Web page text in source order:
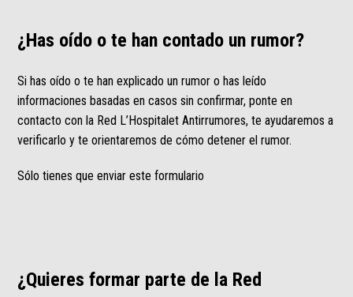
¿Has oído o te han contado un rumor?
Si has oído o te han explicado un rumor o has leído
informaciones basadas en casos sin confirmar, ponte en
contacto con la Red L’Hospitalet Antirrumores, te ayudaremos a
verificarlo y te orientaremos de cómo detener el rumor.
Sólo tienes que enviar este formulario
¿Quieres formar parte de la Red